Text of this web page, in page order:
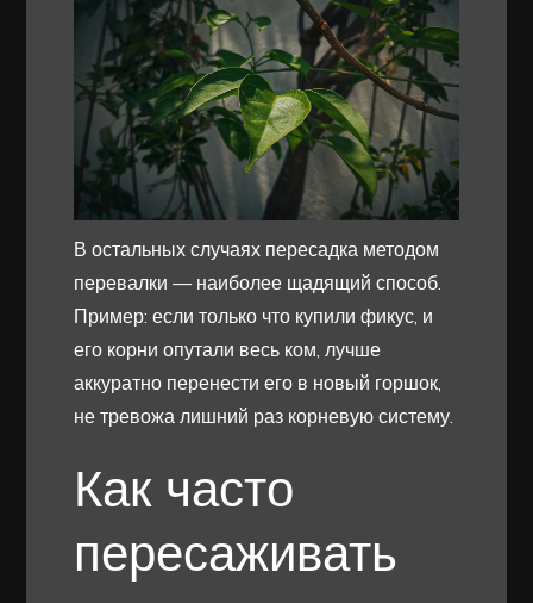
В остальных случаях пересадка методом
перевалки — наиболее щадящий способ.
Пример: если только что купили фикус, и
его корни опутали весь ком, лучше
аккуратно перенести его в новый горшок,
не тревожа лишний раз корневую систему.
Как часто
пересаживать